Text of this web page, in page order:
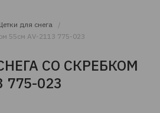
для снега
55см AV-2113 775-023
СО СКРЕБКОМ
775-023